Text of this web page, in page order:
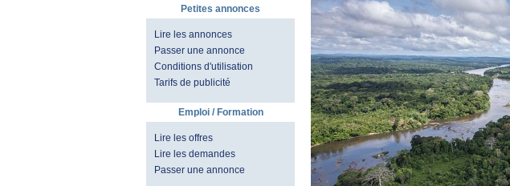
Petites annonces
Lire les annonces
Passer une annonce
Conditions d'utilisation
Tarifs de publicité
Emploi / Formation
Lire les offres
Lire les demandes
Passer une annonce